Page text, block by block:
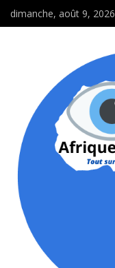
dimanche, août 9, 2026